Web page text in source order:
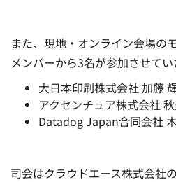
また、現地・オンライン会場の
メンバーから3名が参加させてい
大日本印刷株式会社 加藤
アクセンチュア株式会社
Datadog Japan合同会社
司会はクラウドエース株式会社